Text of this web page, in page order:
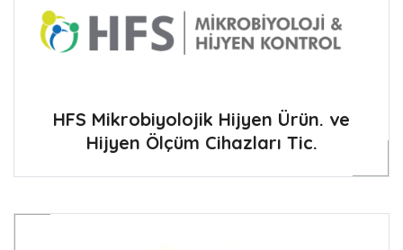
HFS Mikrobiyolojik Hijyen Ürün. ve
Hijyen Ölçüm Cihazları Tic.